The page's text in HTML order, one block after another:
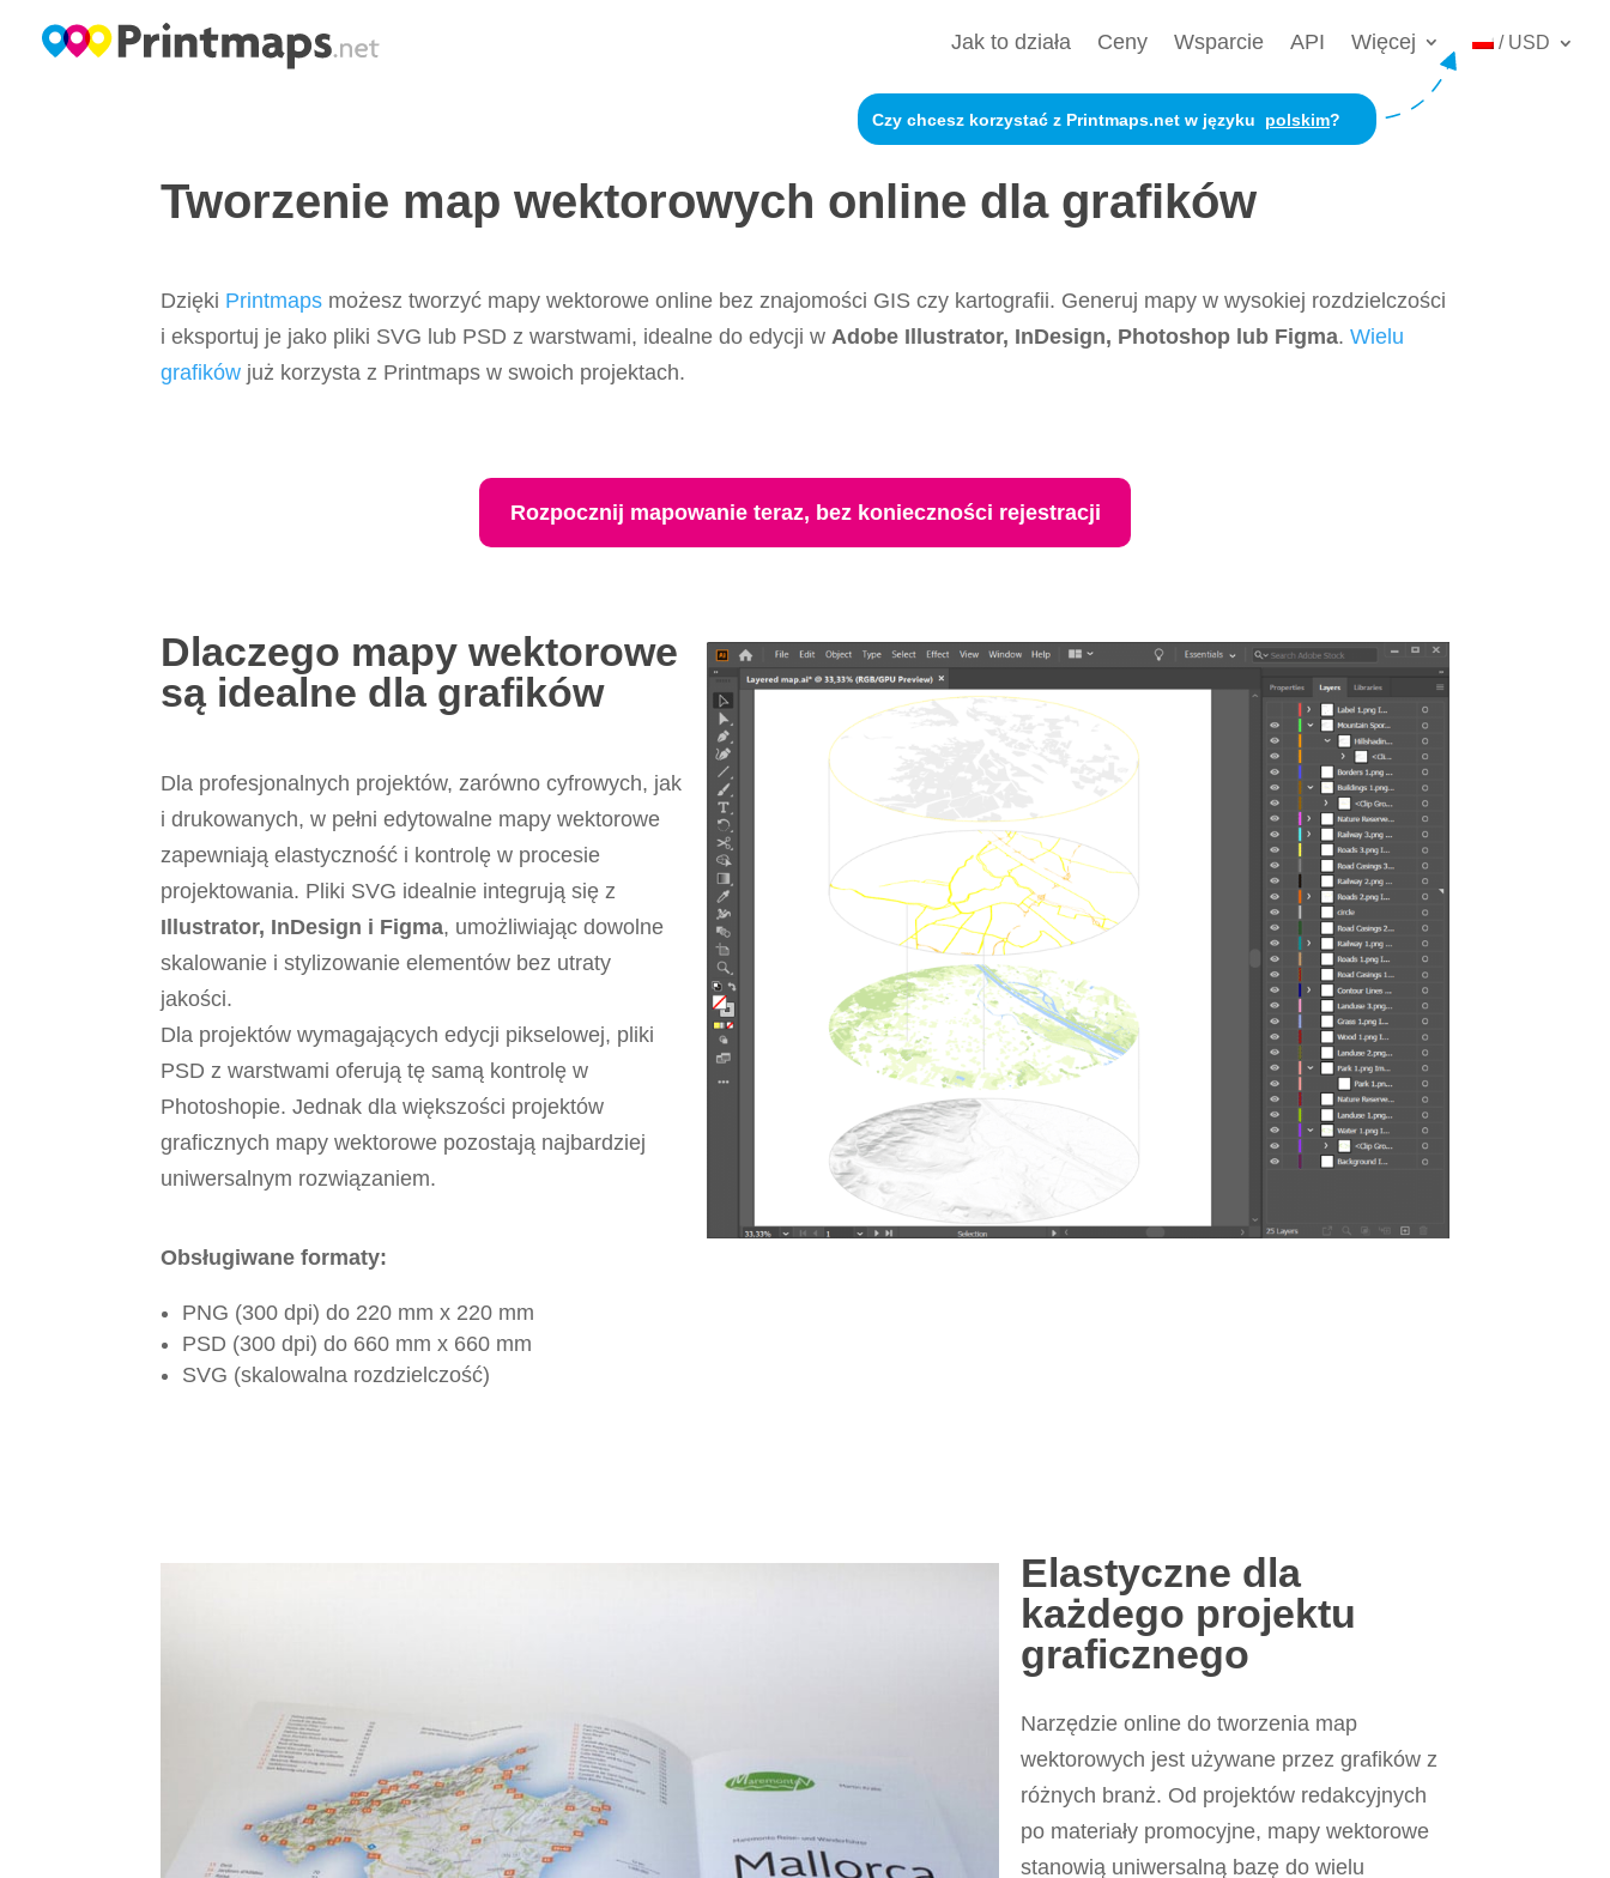
Jak to działa Ceny Wsparcie API Więcej / USD
Tworzenie map wektorowych online dla grafików
Dzięki Printmaps możesz tworzyć mapy wektorowe online bez znajomości GIS czy kartografii. Generuj mapy w wysokiej rozdzielczości
i eksportuj je jako pliki SVG lub PSD z warstwami, idealne do edycji wAdobe Illustrator, InDesign, Photoshop lub Figma.Wielu
grafików już korzysta z Printmaps w swoich projektach.
Rozpocznij mapowanie teraz, bez konieczności rejestracji
Dlaczego mapy wektorowe
są idealne dla grafików
Dla profesjonalnych projektów, zarówno cyfrowych, jak
i drukowanych, w pełni edytowalne mapy wektorowe
zapewniają elastyczność i kontrolę w procesie
projektowania. Pliki SVG idealnie integrują się z
Illustrator, InDesign i Figma, umożliwiając dowolne
skalowanie i stylizowanie elementów bez utraty
jakości.
Dla projektów wymagających edycji pikselowej, pliki
PSD z warstwami oferują tę samą kontrolę w
Photoshopie. Jednak dla większości projektów
graficznych mapy wektorowe pozostają najbardziej
uniwersalnym rozwiązaniem.
Obsługiwane formaty:
PNG (300 dpi) do 220 mm x 220 mm
PSD (300 dpi) do 660 mm x 660 mm
SVG (skalowalna rozdzielczość)
Elastyczne dla
każdego projektu
graficznego
Narzędzie online do tworzenia map
wektorowych jest używane przez grafików z
różnych branż. Od projektów redakcyjnych
po materiały promocyjne, mapy wektorowe
stanowią uniwersalną bazę do wielu
Czy chcesz korzystać z Printmaps.net w języku polskim?